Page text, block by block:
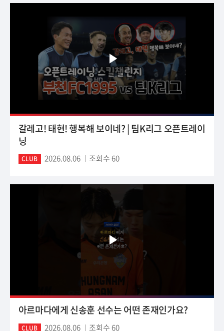
갈레고! 태현! 행복해 보이네? | 팀K리그 오픈트레이
닝
CLUB 2026.08.06 조회수 60
아르마다에게 신송훈 선수는 어떤 존재인가요?
CLUB 2026.08.06 조회수 60